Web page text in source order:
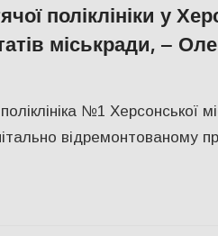
поліклініки у
міськради, –
№1 Херсонської
відремонтованому